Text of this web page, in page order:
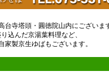
寺塔頭・圓徳院山内にございま
込んだ京湯葉料理など、
製京生ゆばもございます。